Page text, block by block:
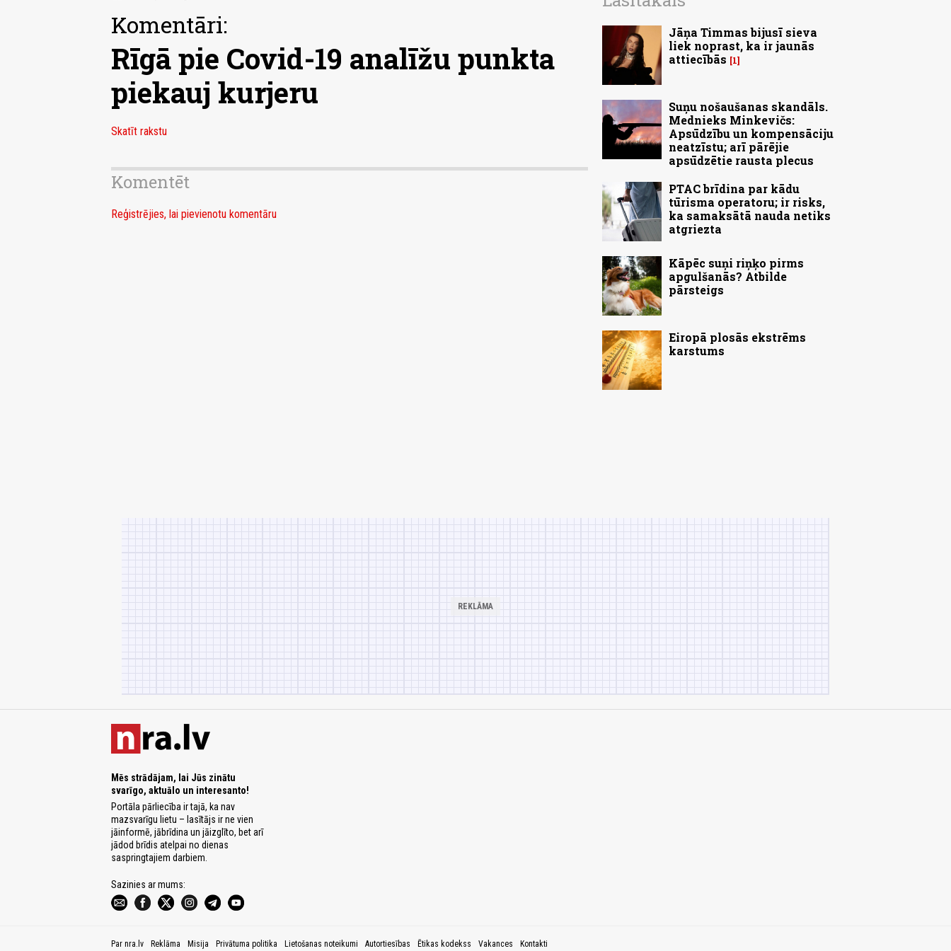
Komentāri:
Rīgā pie Covid-19 analīžu punkta
piekauj kurjeru
Skatīt rakstu
Komentēt
Reģistrējies, lai pievienotu komentāru
Jāņa Timmas bijusī sieva
liek noprast, ka ir jaunās
attiecībās
1
Suņu nošaušanas skandāls.
Mednieks Minkevičs:
Apsūdzību un kompensāciju
neatzīstu; arī pārējie
apsūdzētie rausta plecus
PTAC brīdina par kādu
tūrisma operatoru; ir risks,
ka samaksātā nauda netiks
atgriezta
Kāpēc suņi riņķo pirms
apgulšanās? Atbilde
pārsteigs
Eiropā plosās ekstrēms
karstums
Mēs strādājam, lai Jūs zinātu
svarīgo, aktuālo un interesanto!
Portāla pārliecība ir tajā, ka nav
mazsvarīgu lietu – lasītājs ir ne vien
jāinformē, jābrīdina un jāizglīto, bet arī
jādod brīdis atelpai no dienas
saspringtajiem darbiem.
Sazinies ar mums:
Par nra.lv Reklāma Misija Privātuma politika Lietošanas noteikumi Autortiesības Ētikas kodekss Vakances Kontakti